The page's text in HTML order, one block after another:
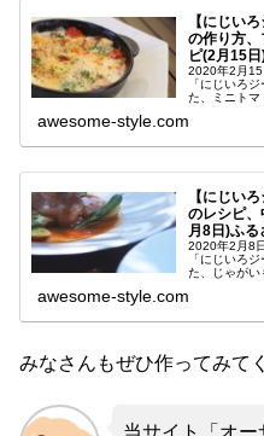
【にじい
の作り方
ピ(2月15日
2020年2月15
「にじいろ
た、ミニトマ
awesome-style.com
【にじい
のレシピ
月8日)ふる
2020年2月8
「にじいろ
た、じゃがい
awesome-style.com
みなさんもぜひ作ってみて